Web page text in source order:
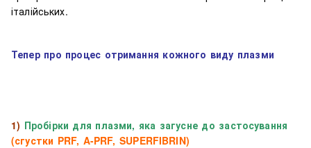
італійських.
Тепер про процес отримання кожного виду плазми
1) Пробірки для плазми, яка загусне до застосування
(сгустки PRF, A-PRF, SUPERFIBRIN)